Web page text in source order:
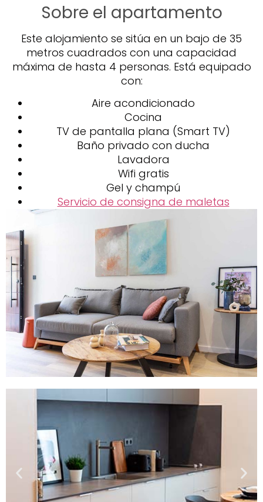
Sobre el apartamento
Este alojamiento se sitúa en un bajo de 35
metros cuadrados con una capacidad
máxima de hasta 4 personas. Está equipado
con:
Aire acondicionado
Cocina
TV de pantalla plana (Smart TV)
Baño privado con ducha
Lavadora
Wifi gratis
Gel y champú
Servicio de consigna de maletas